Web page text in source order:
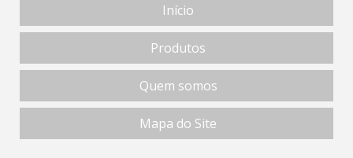
Início
Produtos
Quem somos
Mapa do Site